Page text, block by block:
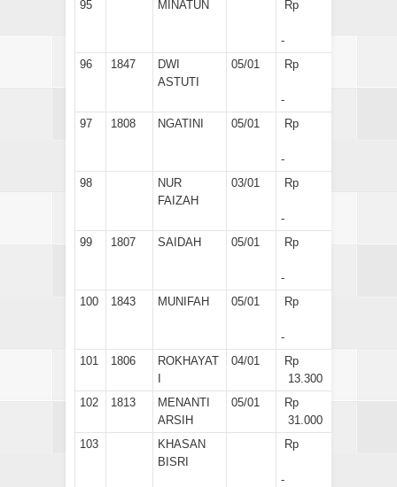
95
MINATUN Rp
-
96
1847
DWI
ASTUTI
05/01 Rp
-
97
1808 NGATINI 05/01 Rp
-
98
NUR
FAIZAH
03/01 Rp
-
99
1807 SAIDAH 05/01 Rp
-
100
1843 MUNIFAH 05/01 Rp
-
101
1806
ROKHAYAT
04/01
Rp
13.300
102
1813
MENANTI
ARSIH
05/01
Rp
31.000
103
KHASAN
BISRI
Rp
-